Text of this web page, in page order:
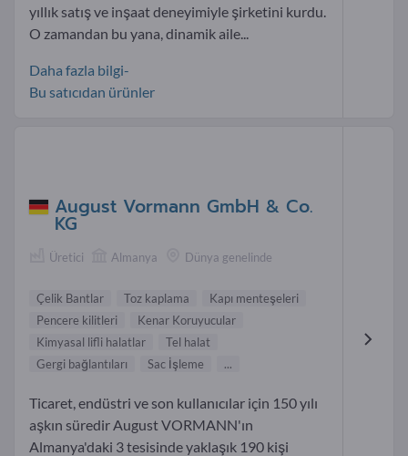
yıllık satış ve inşaat deneyimiyle şirketini kurdu.
O zamandan bu yana, dinamik aile...
Daha fazla bilgi-
Bu satıcıdan ürünler
August Vormann GmbH & Co.
KG
Üretici Almanya Dünya genelinde
Çelik Bantlar Toz kaplama
Kapı menteşeleri
Pencere kilitleri
Kenar Koruyucular
Kimyasal lifli halatlar
Tel halat
Gergi bağlantıları
Sac İşleme ...
Ticaret, endüstri ve son kullanıcılar için 150 yılı
aşkın süredir August VORMANN'ın
Almanya'daki 3 tesisinde yaklaşık 190 kişi